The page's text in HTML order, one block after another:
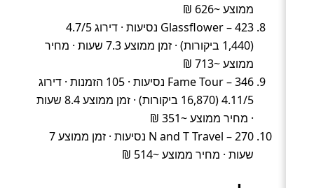
ממוצע ~626 ₪
Glassflower – 423 נסיעות · דירוג 4.7/5
(1,440 ביקורות) · זמן ממוצע 7.3 שעות · מחיר
ממוצע ~713 ₪
Fame Tour – 346 נסיעות · 105 הזמנות · דירוג
4.11/5 (16,870 ביקורות) · זמן ממוצע 8.4 שעות
· מחיר ממוצע ~351 ₪
N and T Travel – 270 נסיעות · זמן ממוצע 7
שעות · מחיר ממוצע ~514 ₪